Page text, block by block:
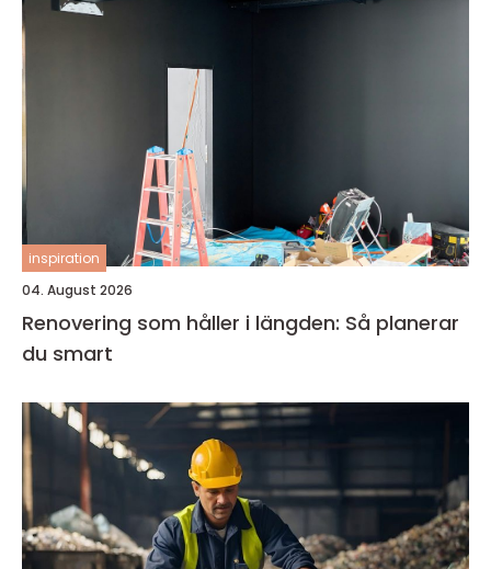
inspiration
04. August 2026
Renovering som håller i längden: Så planerar
du smart